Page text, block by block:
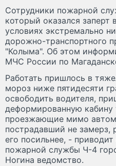
Сотрудники пожарной
который оказался заперт
условиях экстремально
дорожно-транспортного
"Колыма". Об этом
МЧС России по
Работать пришлось в
мороз ниже пятидесяти
освободить водителя,
деформированную
проезжающие мимо
пострадавший не замерз,
его посильнее, - приводит
пожарной службы Ч-4
Ногина ведомство.